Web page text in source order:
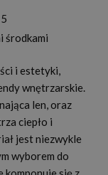
środkami
i estetyki,
wnętrzarskie.
len, oraz
ciepło i
jest niezwykle
wyborem do